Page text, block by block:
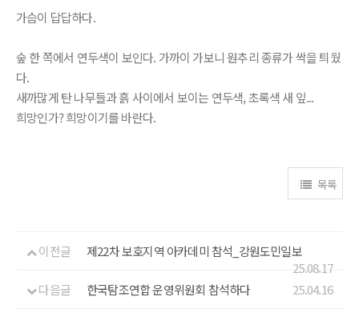
가슴이 답답하다.
숲 한 쪽에서 연두색이 보인다. 가까이 가보니 원추리 종류가 싹을 틔웠
다.
새까많게 탄 나무들과 흙 사이에서 보이는 연두색, 초록색 새 잎...
희망인가? 희망이기를 바란다.
목록
이전글
제22차 보호지역 아카데미 참석_강원도민일보
25.08.17
다음글
한국탐조연합 운영위원회 참석하다 25.04.16